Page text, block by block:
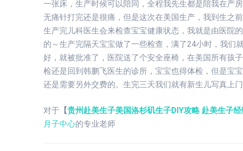
一张床，生产时候可以陪同，全程我先生都是陪我在产
无痛针打完还是很痛，但是这次在美国生产，我到生之
生产完儿科医生会来检查宝宝健康状态，我就是由医院
的～生产完隔天宝宝做了一些检查，满了24小时，我们
好，就被批准了，医院送了个安全座椅，在美国所有孩
检还是回到韩鹏飞医生的诊所，宝宝也得体检，但是宝
还是需要另外交费的。生完三天我们就有新生儿写真上
对于 【贵州赴美生子美国洛杉矶生子DIY攻略 赴美生子
月子中心的专业老师